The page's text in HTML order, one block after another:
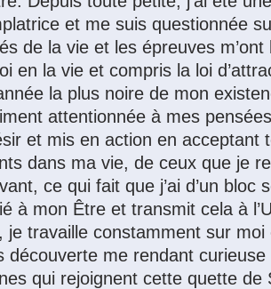
et me suis questionnée
de la vie et les épreuves m’ont
en la vie et compris la loi
la plus noire de mon
attentionnée à mes
et mis en action en acceptant
dans ma vie, de ceux que je
ce qui fait que j’ai d’un bloc
à mon Être et transmit cela à
je travaille constamment sur
découverte me rendant curieuse
qui rejoignent cette quette de